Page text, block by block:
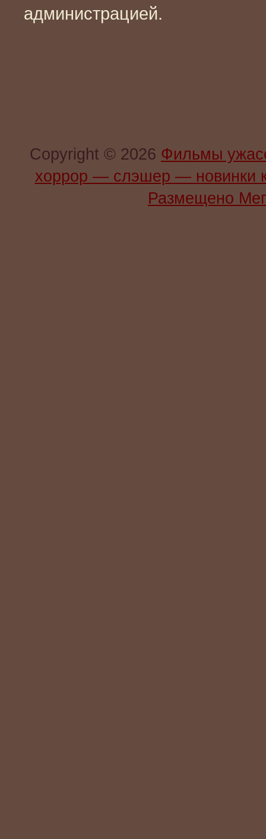
администрацией.
Copyright © 2026 Фильмы
хоррор — слэшер —
Размещено